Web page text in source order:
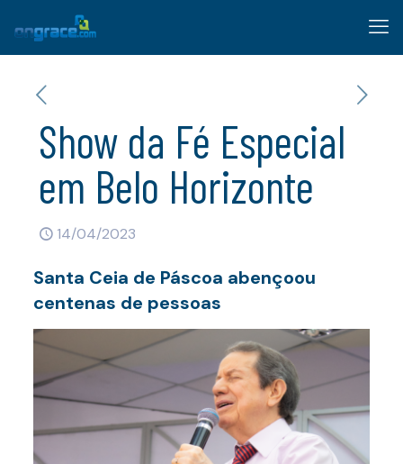
Show da Fé Especial
em Belo Horizonte
14/04/2023
Santa Ceia de Páscoa abençoou
centenas de pessoas